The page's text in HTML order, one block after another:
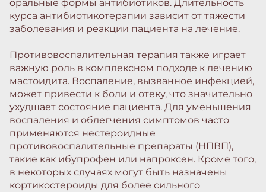
оральные формы антибиотиков. Длительность
курса антибиотикотерапии зависит от тяжести
заболевания и реакции пациента на лечение.
Противовоспалительная терапия также играет
важную роль в комплексном подходе к лечению
мастоидита. Воспаление, вызванное инфекцией,
может привести к боли и отеку, что значительно
ухудшает состояние пациента. Для уменьшения
воспаления и облегчения симптомов часто
применяются нестероидные
противовоспалительные препараты (НПВП),
такие как ибупрофен или напроксен. Кроме того,
в некоторых случаях могут быть назначены
кортикостероиды для более сильного